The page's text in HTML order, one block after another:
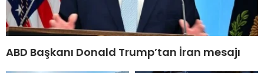
ABD Başkanı Donald Trump’tan İran mesajı